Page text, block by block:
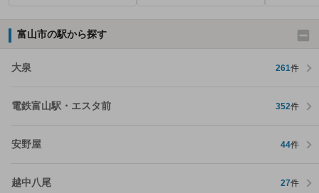
富山市の駅から探す
大泉 261件
電鉄富山駅・エスタ前 352件
安野屋 44件
越中八尾 27件